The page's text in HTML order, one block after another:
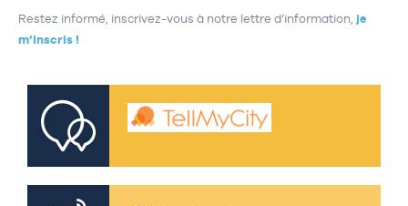
Restez informé, inscrivez-vous à notre lettre d’information, je
m’inscris !